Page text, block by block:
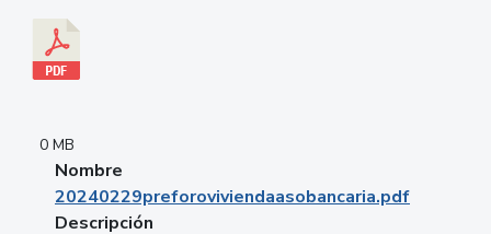
0 MB
Nombre
20240229preforoviviendaasobancaria.pdf
Descripción